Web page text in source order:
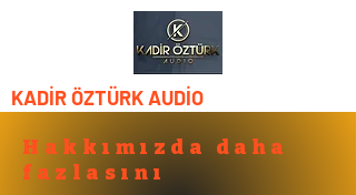
KADİR ÖZTÜRK AUDİO
Hakkımızda daha
fazlasını